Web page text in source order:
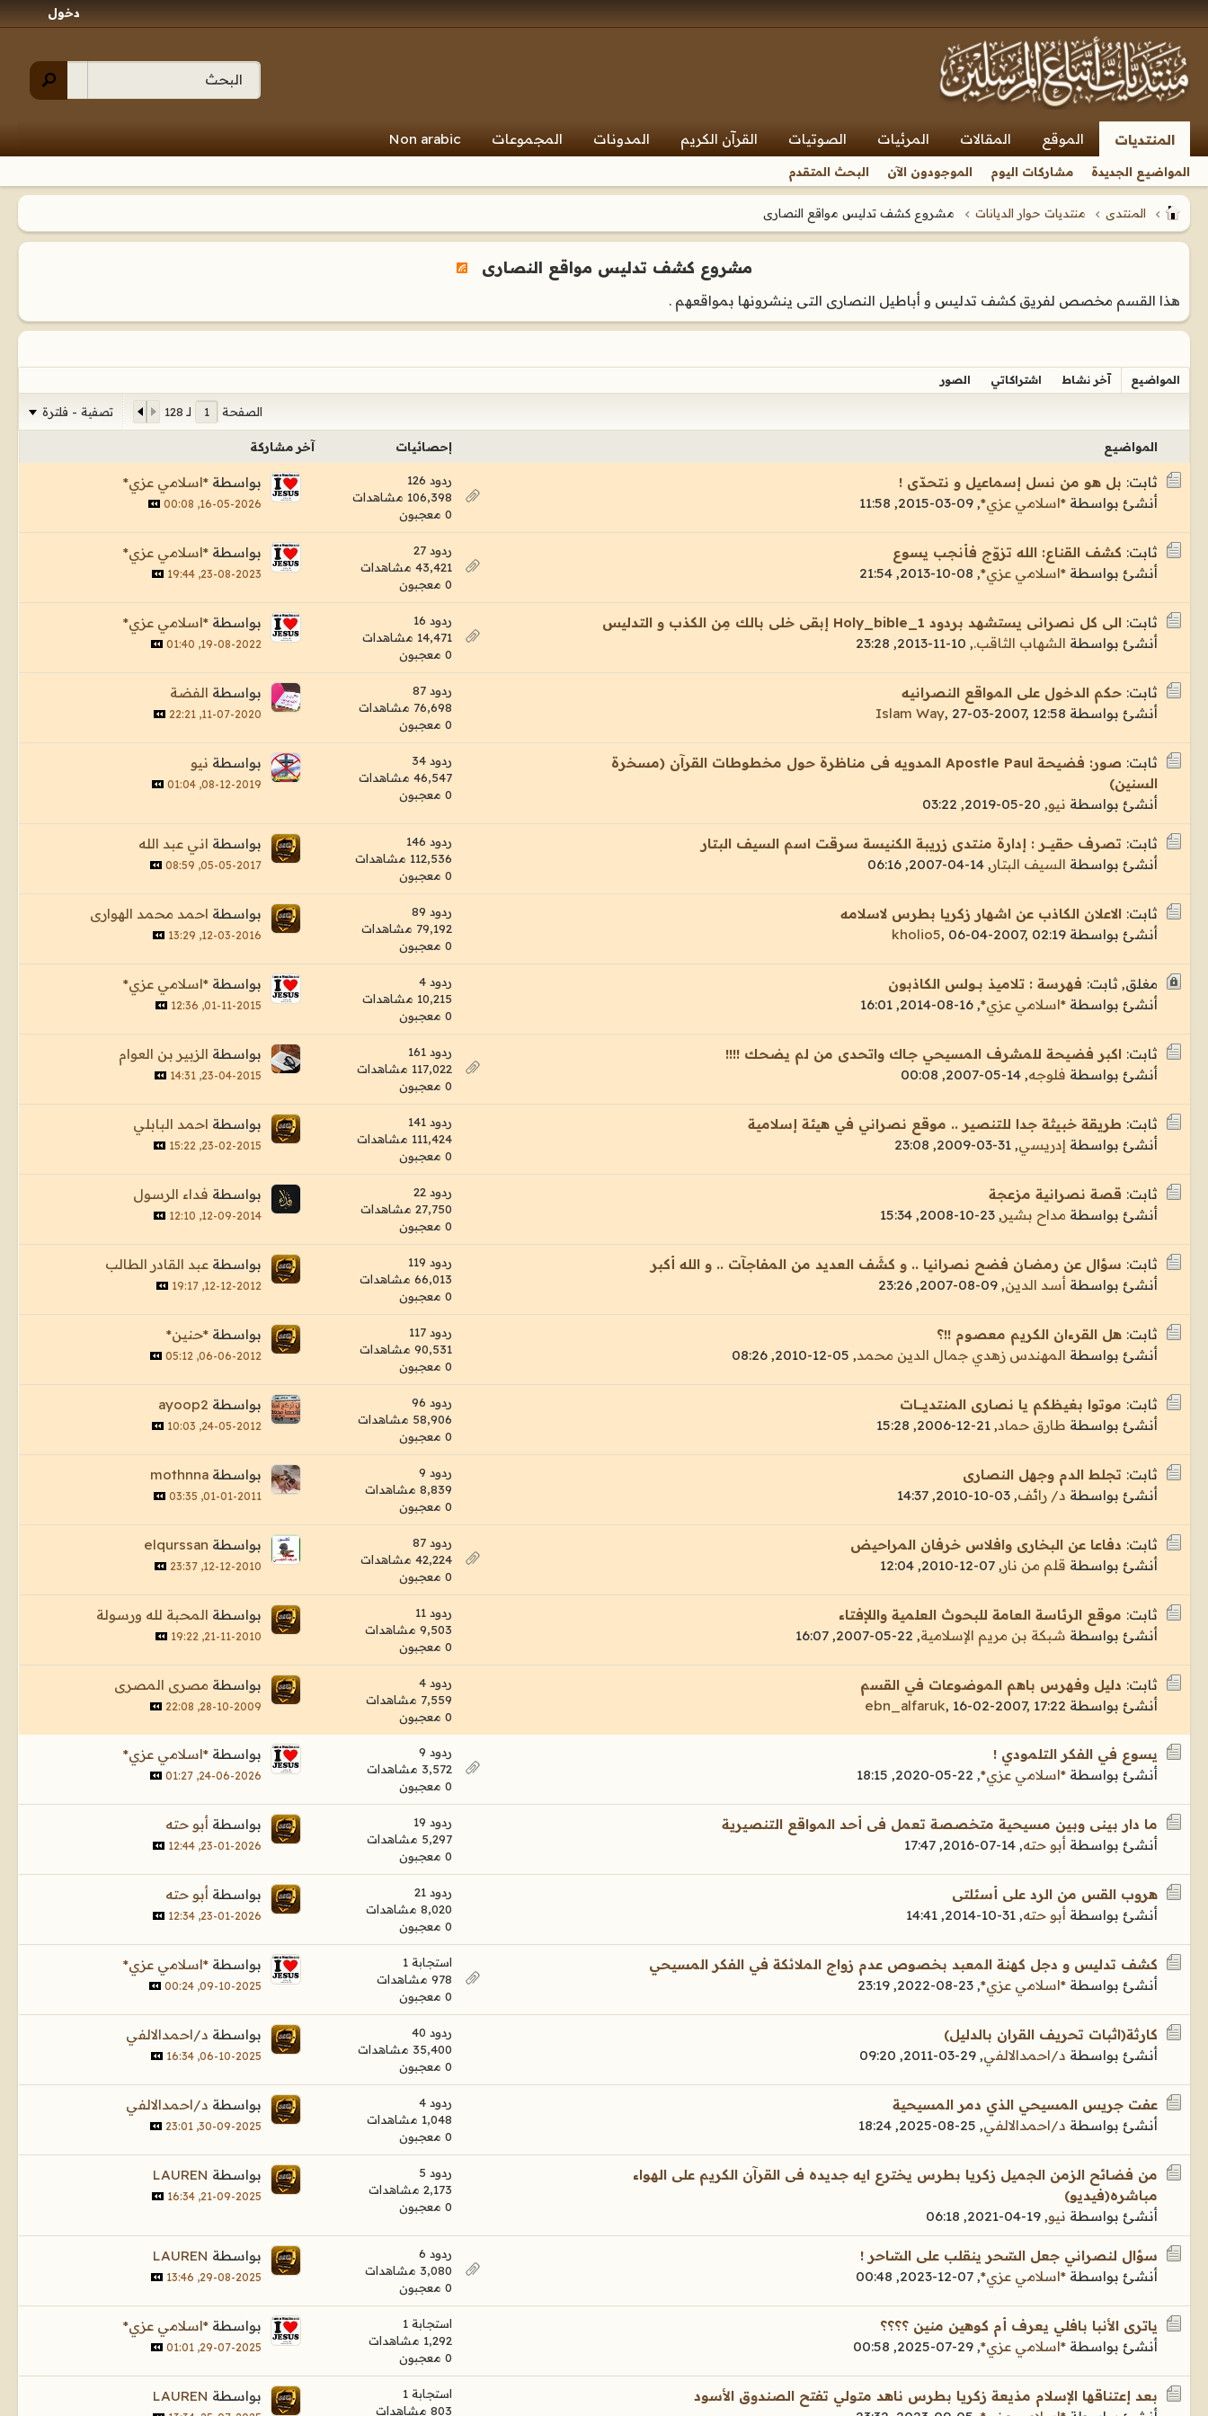
دخول
المنتديات الموقع المقالات المرئيات الصوتيات القرآن الكريم المدونات المجموعات Non arabic
المواضيع الجديدة مشاركات اليوم الموجودون الآن البحث المتقدم
المنتدى منتديات حوار الديانات مشروع كشف تدليس مواقع النصارى
مشروع كشف تدليس مواقع النصارى
هذا القسم مخصص لفريق كشف تدليس و أباطيل النصارى التى ينشرونها بمواقعهم .
المواضيع آخر نشاط اشتراكاتي الصور
الصفحة لـ 128 تصفية - فلترة
المواضيع إحصائيات آخر مشاركة
ثابت: بل هو من نسل إسماعيل و نتحدّى !
أنشئ بواسطة*اسلامي عزي*,
09-03-2015, 11:58
ردود 126
106,398 مشاهدات
0 معجبون
بواسطة*اسلامي عزي*
16-05-2026, 00:08
ثابت: كشف القناع: الله تزوّج فأنجب يسوع
أنشئ بواسطة*اسلامي عزي*,
08-10-2013, 21:54
ردود 27
43,421 مشاهدات
0 معجبون
بواسطة*اسلامي عزي*
23-08-2023, 19:44
ثابت: الى كل نصرانى يستشهد بردود Holy_bible_1 إبقى خلى بالك مِن الكذب و التدليس
أنشئ بواسطة الشهاب الثاقب.,
10-11-2013, 23:28
ردود 16
14,471 مشاهدات
0 معجبون
بواسطة*اسلامي عزي*
19-08-2022, 01:40
ثابت: حكم الدخول على المواقع النصرانيه
أنشئ بواسطة
Islam Way, 27-03-2007, 12:58
ردود 87
76,698 مشاهدات
0 معجبون
بواسطة الفضة
11-07-2020, 22:21
ثابت:
صور: فضيحة Apostle Paul المدويه فى مناظرة حول مخطوطات القرآن (مسخرة
السنين)
أنشئ بواسطة نيو,
20-05-2019, 03:22
ردود 34
46,547 مشاهدات
0 معجبون
بواسطة نيو
08-12-2019, 01:04
ثابت: تصرف حقيــــر : إدارة منتدى زريبة الكنيسة سرقت اسم السيف البتار
أنشئ بواسطة السيف البتار,
14-04-2007, 06:16
ردود 146
112,536 مشاهدات
0 معجبون
بواسطة اني عبد الله
05-05-2017, 08:59
ثابت: الاعلان الكاذب عن اشهار زكريا بطرس لاسلامه
أنشئ بواسطة
kholio5, 06-04-2007, 02:19
ردود 89
79,192 مشاهدات
0 معجبون
بواسطة احمد محمد الهوارى
12-03-2016, 13:29
مغلق, ثابت: فهرسة : تلاميذ بــولس الكاذبون
أنشئ بواسطة*اسلامي عزي*,
16-08-2014, 16:01
ردود 4
10,215 مشاهدات
0 معجبون
بواسطة*اسلامي عزي*
01-11-2015, 12:36
ثابت: اكبر فضيحة للمشرف المسيحي جـاك واتحدى من لم يضحك !!!!
أنشئ بواسطة فلوجه,
14-05-2007, 00:08
ردود 161
117,022 مشاهدات
0 معجبون
بواسطة الزبير بن العوام
23-04-2015, 14:31
ثابت: طريقة خبيثة جدا للتنصير .. موقع نصراني في هيئة إسلامية
أنشئ بواسطة إدريسي,
31-03-2009, 23:08
ردود 141
111,424 مشاهدات
0 معجبون
بواسطة احمد البابلي
23-02-2015, 15:22
ثابت: قصة نصرانية مزعجة
أنشئ بواسطة مداح بشير,
23-10-2008, 15:34
ردود 22
27,750 مشاهدات
0 معجبون
بواسطة فداء الرسول
12-09-2014, 12:10
ثابت: سؤال عن رمضان فضح نصرانيا .. و كشَف العديد من المفاجآت .. و الله أكبر
أنشئ بواسطة أسد الدين,
09-08-2007, 23:26
ردود 119
66,013 مشاهدات
0 معجبون
بواسطةعبد القادر الطالب
12-12-2012, 19:17
ثابت: هل القرءان الكريم معصوم !!؟
أنشئ بواسطة المهندس زهدي جمال الدين محمد,
05-12-2010, 08:26
ردود 117
90,531 مشاهدات
0 معجبون
بواسطة*حنين*
06-06-2012, 05:12
ثابت: موتوا بغيظكم يا نصارى المنتديــــــات
أنشئ بواسطة طارق حماد,
21-12-2006, 15:28
ردود 96
58,906 مشاهدات
0 معجبون
بواسطة ayoop2
24-05-2012, 10:03
ثابت: تجلط الدم وجهل النصارى
أنشئ بواسطة د/ رائف,
03-10-2010, 14:37
ردود 9
8,839 مشاهدات
0 معجبون
بواسطةmothnna
01-01-2011, 03:35
ثابت: دفاعا عن البخارى وافلاس خرفان المراحيض
أنشئ بواسطة قلم من نار,
07-12-2010, 12:04
ردود 87
42,224 مشاهدات
0 معجبون
بواسطة elqurssan
12-12-2010, 23:37
ثابت: موقع الرئاسة العامة للبحوث العلمية واللإفتاء
أنشئ بواسطة شبكة بن مريم الإسلامية,
22-05-2007, 16:07
ردود 11
9,503 مشاهدات
0 معجبون
بواسطة المحبة لله ورسولة
21-11-2010, 19:22
ثابت: دليل وفهرس باهم الموضوعات في القسم
أنشئ بواسطة
ebn_alfaruk, 16-02-2007, 17:22
ردود 4
7,559 مشاهدات
0 معجبون
بواسطة مصرى المصرى
28-10-2009, 22:08
يسوع في الفكر التلمودي !
أنشئ بواسطة*اسلامي عزي*,
22-05-2020, 18:15
ردود 9
3,572 مشاهدات
0 معجبون
بواسطة*اسلامي عزي*
24-06-2026, 01:27
ما دار بينى وبين مسيحية متخصصة تعمل فى أحد المواقع التنصيرية
أنشئ بواسطة أبو حته,
14-07-2016, 17:47
ردود 19
5,297 مشاهدات
0 معجبون
بواسطة أبو حته
23-01-2026, 12:44
هروب القس من الرد على أسئلتى
أنشئ بواسطة أبو حته,
31-10-2014, 14:41
ردود 21
8,020 مشاهدات
0 معجبون
بواسطة أبو حته
23-01-2026, 12:34
كشف تدليس و دجل كهنة المعبد بخصوص عدم زواج الملائكة في الفكر المسيحي
أنشئ بواسطة*اسلامي عزي*,
23-08-2022, 23:19
استجابة 1
978 مشاهدات
0 معجبون
بواسطة*اسلامي عزي*
09-10-2025, 00:24
كارثة(اثبات تحريف القران بالدليل)
أنشئ بواسطة د/احمدالالفي,
29-03-2011, 09:20
ردود 40
35,400 مشاهدات
0 معجبون
بواسطة د/احمدالالفي
06-10-2025, 16:34
عفت جريس المسيحي الذي دمر المسيحية
أنشئ بواسطة د/احمدالالفي,
25-08-2025, 18:24
ردود 4
1,048 مشاهدات
0 معجبون
بواسطة د/احمدالالفي
30-09-2025, 23:01
من فضائح الزمن الجميل زكريا بطرس يخترع ايه جديده فى القرآن الكريم على الهواء
مباشره(فيديو)
أنشئ بواسطة نيو,
19-04-2021, 06:18
ردود 5
2,173 مشاهدات
0 معجبون
بواسطة LAUREN
21-09-2025, 16:34
سؤال لنصراني جعل السّحر ينقلب على السّاحر !
أنشئ بواسطة*اسلامي عزي*,
07-12-2023, 00:48
ردود 6
3,080 مشاهدات
0 معجبون
بواسطة LAUREN
29-08-2025, 13:46
ياترى الأنبا بافلي يعرف أم كوهين منين ؟؟؟؟
أنشئ بواسطة*اسلامي عزي*,
29-07-2025, 00:58
استجابة 1
1,292 مشاهدات
0 معجبون
بواسطة*اسلامي عزي*
29-07-2025, 01:01
بعد إعتناقها الإسلام مذيعة زكريا بطرس ناهد متولي تفتح الصندوق الأسود
استجابة 1
803 مشاهدات
بواسطة LAUREN